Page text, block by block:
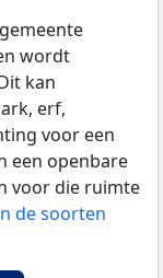
wordt
kan
erf,
voor een
een openbare
voor die ruimte
de soorten